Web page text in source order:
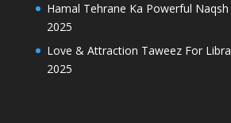
Hamal Tehrane Ka Powerful Naqsh
2025
Love & Attraction Taweez For Libra
2025